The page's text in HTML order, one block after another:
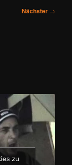
Nächster →
zu